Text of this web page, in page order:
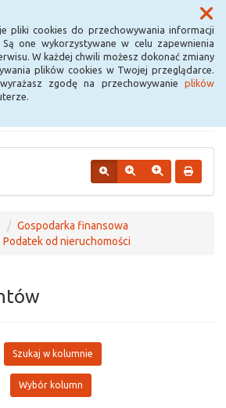
pliki cookies do przechowywania informacji
one wykorzystywane w celu zapewnienia
W każdej chwili możesz dokonać zmiany
plików cookies w Twojej przeglądarce.
zgodę na przechowywanie plików
Menu
w
Gospodarka finansowa
Podatek od nieruchomości
Szukaj w kolumnie
Wybór kolumn